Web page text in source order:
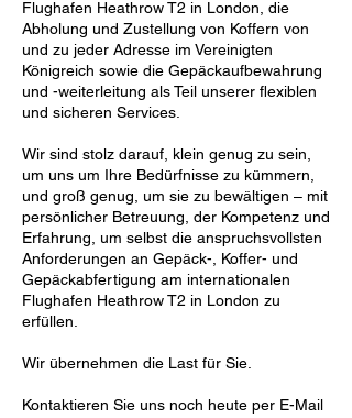
Flughafen Heathrow T2 in London, die
Abholung und Zustellung von Koffern von
und zu jeder Adresse im Vereinigten
Königreich sowie die Gepäckaufbewahrung
und -weiterleitung als Teil unserer flexiblen
und sicheren Services.
Wir sind stolz darauf, klein genug zu sein,
um uns um Ihre Bedürfnisse zu kümmern,
und groß genug, um sie zu bewältigen – mit
persönlicher Betreuung, der Kompetenz und
Erfahrung, um selbst die anspruchsvollsten
Anforderungen an Gepäck-, Koffer- und
Gepäckabfertigung am internationalen
Flughafen Heathrow T2 in London zu
erfüllen.
Wir übernehmen die Last für Sie.
Kontaktieren Sie uns noch heute per E-Mail